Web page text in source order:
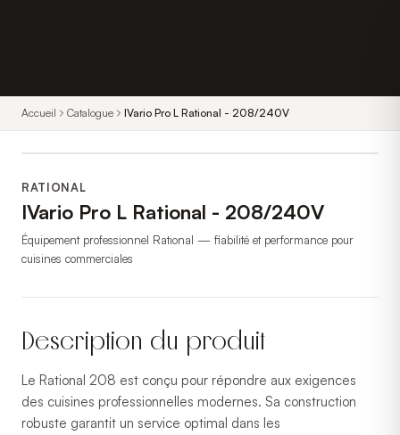
Accueil Catalogue IVario Pro L Rational - 208/240V
RATIONAL
IVario Pro L Rational - 208/240V
Équipement professionnel Rational — fiabilité et performance pour
cuisines commerciales
Description du produit
Le Rational 208 est conçu pour répondre aux exigences
des cuisines professionnelles modernes. Sa construction
robuste garantit un service optimal dans les